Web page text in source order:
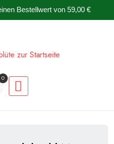
Bestellwert von 59,00 €
0